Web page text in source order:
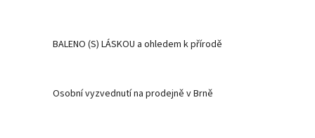
BALENO (S) LÁSKOU a ohledem k přírodě
Osobní vyzvednutí na prodejně v Brně